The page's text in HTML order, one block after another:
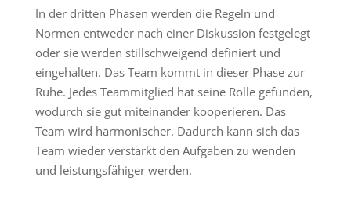
In der dritten Phasen werden die Regeln und
Normen entweder nach einer Diskussion festgelegt
oder sie werden stillschweigend definiert und
eingehalten. Das Team kommt in dieser Phase zur
Ruhe. Jedes Teammitglied hat seine Rolle gefunden,
wodurch sie gut miteinander kooperieren. Das
Team wird harmonischer. Dadurch kann sich das
Team wieder verstärkt den Aufgaben zu wenden
und leistungsfähiger werden.